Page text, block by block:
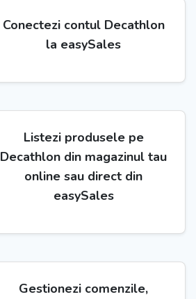
Conectezi contul Decathlon
la easySales
Listezi produsele pe
Decathlon din magazinul tau
online sau direct din
easySales
Gestionezi comenzile,